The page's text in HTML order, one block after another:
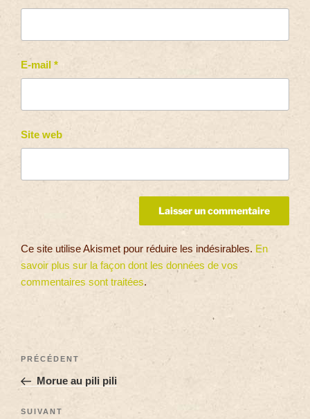
E-mail *
Site web
Ce site utilise Akismet pour réduire les indésirables. En
savoir plus sur la façon dont les données de vos
commentaires sont traitées.
PRÉCÉDENT
Morue au pili pili
SUIVANT